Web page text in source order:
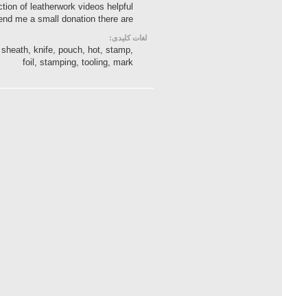
of leatherwork videos helpful
me a small donation there are...
لغات کلیدی:
knife, pouch, hot, stamp,
foil, stamping, tooling, mark